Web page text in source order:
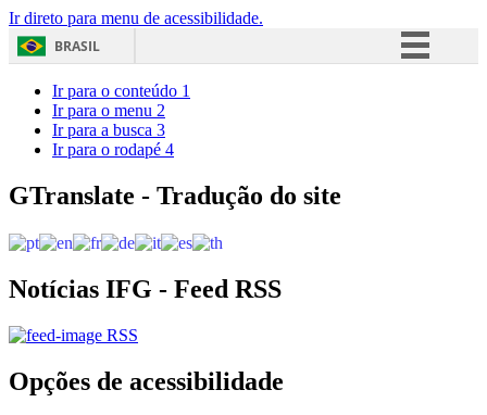
Ir direto para menu de acessibilidade.
BRASIL
Acesso à informação
Ir para o conteúdo 1
Ir para o menu 2
Ir para a busca 3
Ir para o rodapé 4
GTranslate - Tradução do site
Notícias IFG - Feed RSS
RSS
Opções de acessibilidade